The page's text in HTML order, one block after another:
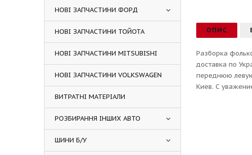
ОПИС
Разборка
доставка по
переднюю левую
Киев. С
НОВІ ЗАПЧАСТИНИ ФОРД
НОВІ ЗАПЧАСТИНИ ТОЙОТА
НОВІ ЗАПЧАСТИНИ MITSUBISHI
НОВІ ЗАПЧАСТИНИ VOLKSWAGEN
ВИТРАТНІ МАТЕРІАЛИ
РОЗБИРАННЯ ІНШИХ АВТО
ШИНИ Б/У